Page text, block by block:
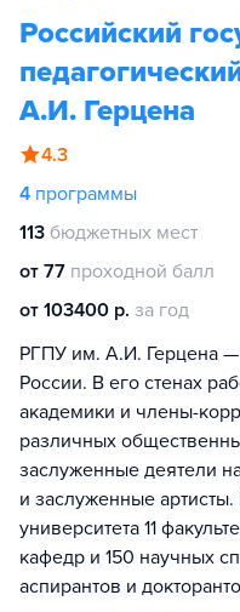
Российский
А.И. Герцена
4.3
4 программы
113 бюджетных мест
от 77 проходной балл
от 103400 р. за год
РГПУ им. А.И. Герцена
России. В его стенах
академики и члены-
различных
заслуженные деятели
и заслуженные
университета 11
кафедр и 150 научных
аспирантов и